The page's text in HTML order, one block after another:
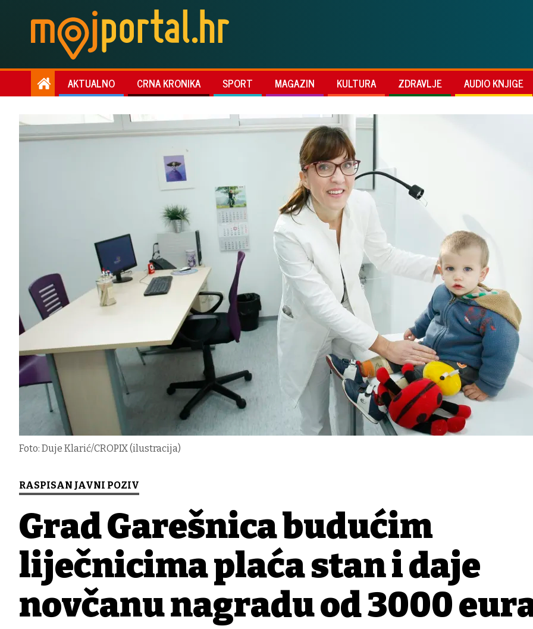
AKTUALNO CRNA KRONIKA SPORT MAGAZIN KULTURA ZDRAVLJE AUDIO KNJIGE
Foto: Duje Klarić/CROPIX (ilustracija)
RASPISAN JAVNI POZIV
Grad Garešnica budućim
liječnicima plaća stan i daje
novčanu nagradu od 3000